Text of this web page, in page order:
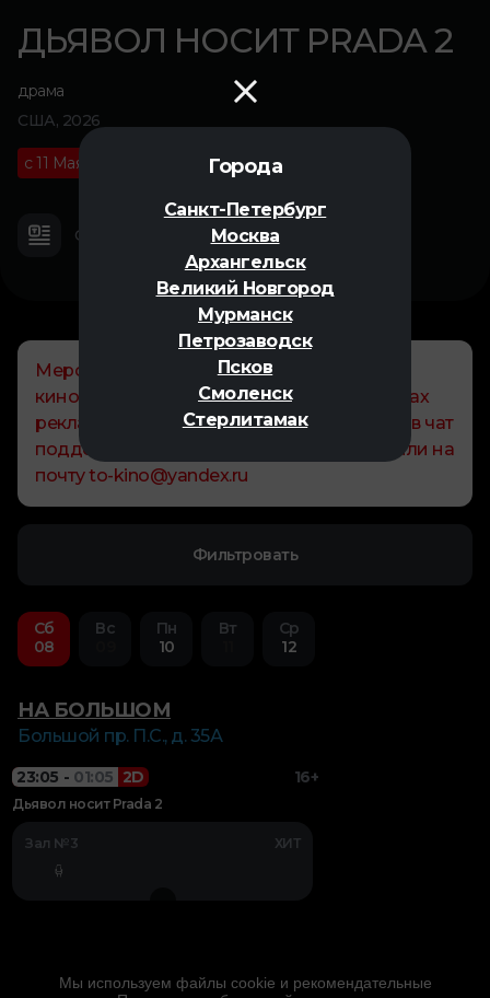
Города
Санкт-Петербург
Москва
Архангельск
Великий Новгород
Мурманск
Петрозаводск
Псков
Смоленск
Стерлитамак
ДЬЯВОЛ НОСИТ PRADA 2
драма
США, 2026
с 11 Мая
О фильме Трейлер
Мероприятие организовано проектом "То
кино!". Информация размещается на правах
рекламы. По всем вопросам обращайтесь в чат
поддержки "То Кино!" @tokino_help_bot или на
почту to-kino@yandex.ru
Фильтровать
Сб
08
Вс
Пн
10
Вт
Ср
12
НА БОЛЬШОМ
Большой пр. П.С., д. 35А
23:05 - 01:05 2D 16+
Дьявол носит Prada 2
Зал №3 ХИТ
Мы используем файлы cookie и рекомендательные